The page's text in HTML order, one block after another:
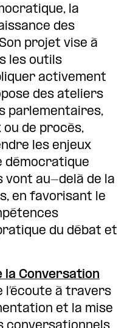
la
des
projet vise à
les outils
activement
des ateliers
parlementaires,
ou de procès,
les enjeux
démocratique
vont au-delà de la
en favorisant le
du débat et
la Conversation
l’écoute à travers
et la mise